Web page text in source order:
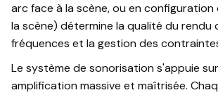
arc face à la scène, ou en
la scène) détermine la qualité du rendu
fréquences et la gestion des
Le système de sonorisation s'appuie
amplification massive et maîtrisée.